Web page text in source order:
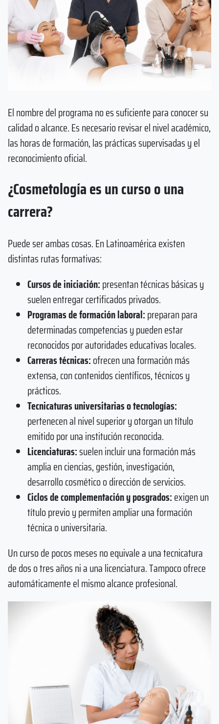
El nombre del programa no es suficiente para conocer su
calidad o alcance. Es necesario revisar el nivel académico,
las horas de formación, las prácticas supervisadas y el
reconocimiento oficial.
¿Cosmetología es un curso o una
carrera?
Puede ser ambas cosas. En Latinoamérica existen
distintas rutas formativas:
Cursos de iniciación:presentan técnicas básicas y
suelen entregar certificados privados.
Programas de formación laboral:preparan para
determinadas competencias y pueden estar
reconocidos por autoridades educativas locales.
Carreras técnicas:ofrecen una formación más
extensa, con contenidos científicos, técnicos y
prácticos.
Tecnicaturas universitarias o tecnologías:
pertenecen al nivel superior y otorgan un título
emitido por una institución reconocida.
Licenciaturas:suelen incluir una formación más
amplia en ciencias, gestión, investigación,
desarrollo cosmético o dirección de servicios.
Ciclos de complementación y posgrados:exigen un
título previo y permiten ampliar una formación
técnica o universitaria.
Un curso de pocos meses no equivale a una tecnicatura
de dos o tres años ni a una licenciatura. Tampoco ofrece
automáticamente el mismo alcance profesional.